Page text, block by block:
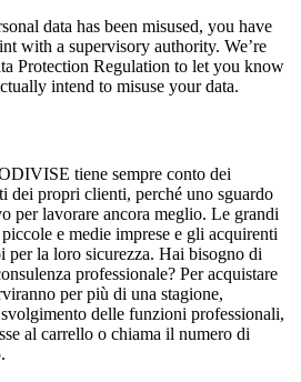
data has been misused, you have
with a supervisory authority. We’re
Protection Regulation to let you know
intend to misuse your data.
tiene sempre conto dei
dei propri clienti, perché uno sguardo
per lavorare ancora meglio. Le grandi
e medie imprese e gli acquirenti
per la loro sicurezza. Hai bisogno di
professionale? Per acquistare
per più di una stagione,
delle funzioni professionali,
al carrello o chiama il numero di